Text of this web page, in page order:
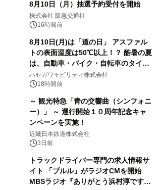
8月10日（月）抽選予約受付を開始
株式会社 阪急交通社
16時間前
8月10日(月)は「道の日」 アスファル
トの表面温度は50℃以上！？ 酷暑の夏
は、自動車・バイク・自転車のタイヤ
バーストが増加 簡単にできる予防法
をご紹介
ハセガワモビリティ株式会社
18時間前
～ 観光特急「青の交響曲（シンフォニ
ー）」 ～ 運行開始１０周年記念キャ
ンペーンを実施！
近畿日本鉄道株式会社
3日前
トラックドライバー専門の求人情報サ
イト 「ブルル」がラジオCMを開始
MBSラジオ『ありがとう浜村淳です』